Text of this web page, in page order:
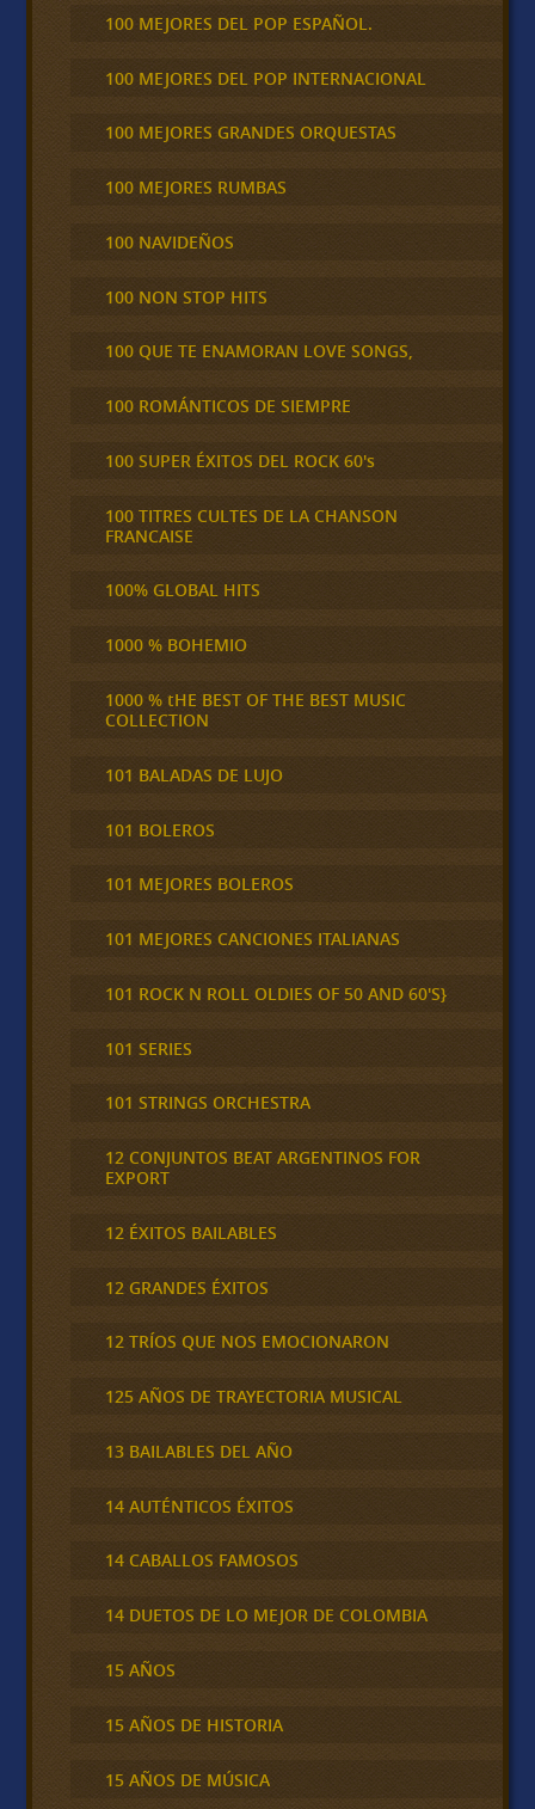
100 MEJORES DEL POP ESPAÑOL.
100 MEJORES DEL POP INTERNACIONAL
100 MEJORES GRANDES ORQUESTAS
100 MEJORES RUMBAS
100 NAVIDEÑOS
100 NON STOP HITS
100 QUE TE ENAMORAN LOVE SONGS,
100 ROMÁNTICOS DE SIEMPRE
100 SUPER ÉXITOS DEL ROCK 60's
100 TITRES CULTES DE LA CHANSON
FRANCAISE
100% GLOBAL HITS
1000 % BOHEMIO
1000 % tHE BEST OF THE BEST MUSIC
COLLECTION
101 BALADAS DE LUJO
101 BOLEROS
101 MEJORES BOLEROS
101 MEJORES CANCIONES ITALIANAS
101 ROCK N ROLL OLDIES OF 50 AND 60'S}
101 SERIES
101 STRINGS ORCHESTRA
12 CONJUNTOS BEAT ARGENTINOS FOR
EXPORT
12 ÉXITOS BAILABLES
12 GRANDES ÉXITOS
12 TRÍOS QUE NOS EMOCIONARON
125 AÑOS DE TRAYECTORIA MUSICAL
13 BAILABLES DEL AÑO
14 AUTÉNTICOS ÉXITOS
14 CABALLOS FAMOSOS
14 DUETOS DE LO MEJOR DE COLOMBIA
15 AÑOS
15 AÑOS DE HISTORIA
15 AÑOS DE MÚSICA